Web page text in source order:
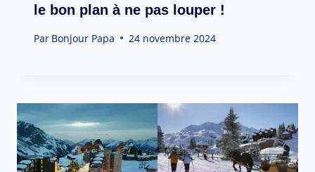
le bon plan à ne pas louper !
Par Bonjour Papa 24 novembre 2024